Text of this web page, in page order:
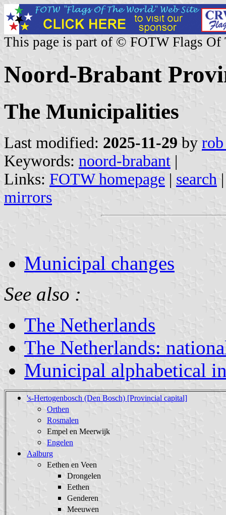
This page is part of © FOTW Flags Of
Noord-Brabant
The Municipalities
Last modified: 2025-11-29 by rob
Keywords: noord-brabant |
Links: FOTW homepage | search
mirrors
Municipal changes
See also :
The Netherlands
The Netherlands:
Municipal alphabetical
's-Hertogenbosch (Den Bosch) [Provincial capital]
Orthen
Rosmalen
Empel en Meerwijk
Engelen
Aalburg
Eethen en Veen
Drongelen
Eethen
Genderen
Meeuwen